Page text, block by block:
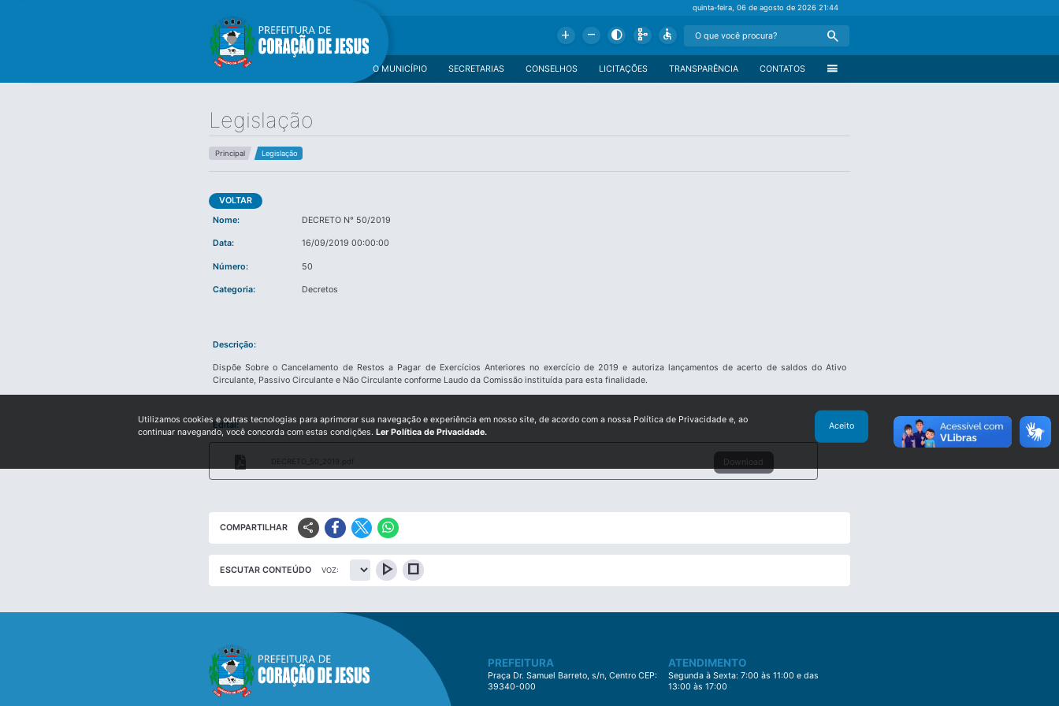
quinta-feira, 06 de agosto de 202621:44
Add Remove Contrast Schema Accessible Search
menu
CONTATOS
TRANSPARÊNCIA
LICITAÇÕES
CONSELHOS
SECRETARIAS
O MUNICÍPIO
Legislação
Principal Legislação
VOLTAR
Nome:
DECRETO N° 50/2019
Data: 16/09/2019 00:00:00
Número: 50
Categoria: Decretos
Descrição:
Dispõe Sobre o Cancelamento de Restos a Pagar de Exercícios Anteriores no exercício de 2019 e autoriza lançamentos de acerto de saldos do Ativo
Circulante, Passivo Circulante e Não Circulante conforme Laudo da Comissão instituída para esta finalidade.
Edital:
DECRETO_50_2019.pdf Download
COMPARTILHAR share
ESCUTAR CONTEÚDO VOZ: play_arrow stop
PREFEITURA
Praça Dr. Samuel Barreto, s/n, Centro CEP:
39340-000
ATENDIMENTO
Segunda à Sexta: 7:00 às 11:00 e das
13:00 às 17:00
Utilizamos cookies e outras tecnologias para aprimorar sua navegação e experiência em nosso site, de acordo com a nossa Política de Privacidade e, ao
continuar navegando, você concorda com estas condições. Ler Política de Privacidade.
Aceito